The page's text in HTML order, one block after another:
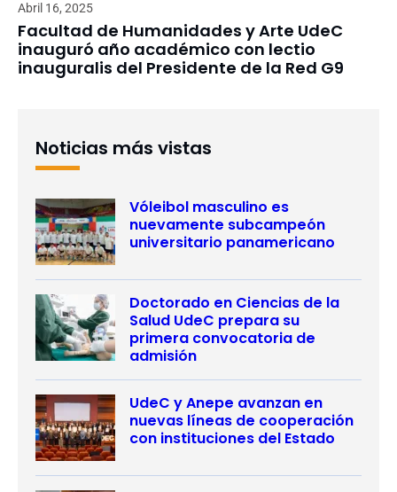
Abril 16, 2025
Facultad de Humanidades y Arte UdeC
inauguró año académico con lectio
inauguralis del Presidente de la Red G9
Noticias más vistas
Vóleibol masculino es
nuevamente subcampeón
universitario panamericano
Doctorado en Ciencias de la
Salud UdeC prepara su
primera convocatoria de
admisión
UdeC y Anepe avanzan en
nuevas líneas de cooperación
con instituciones del Estado